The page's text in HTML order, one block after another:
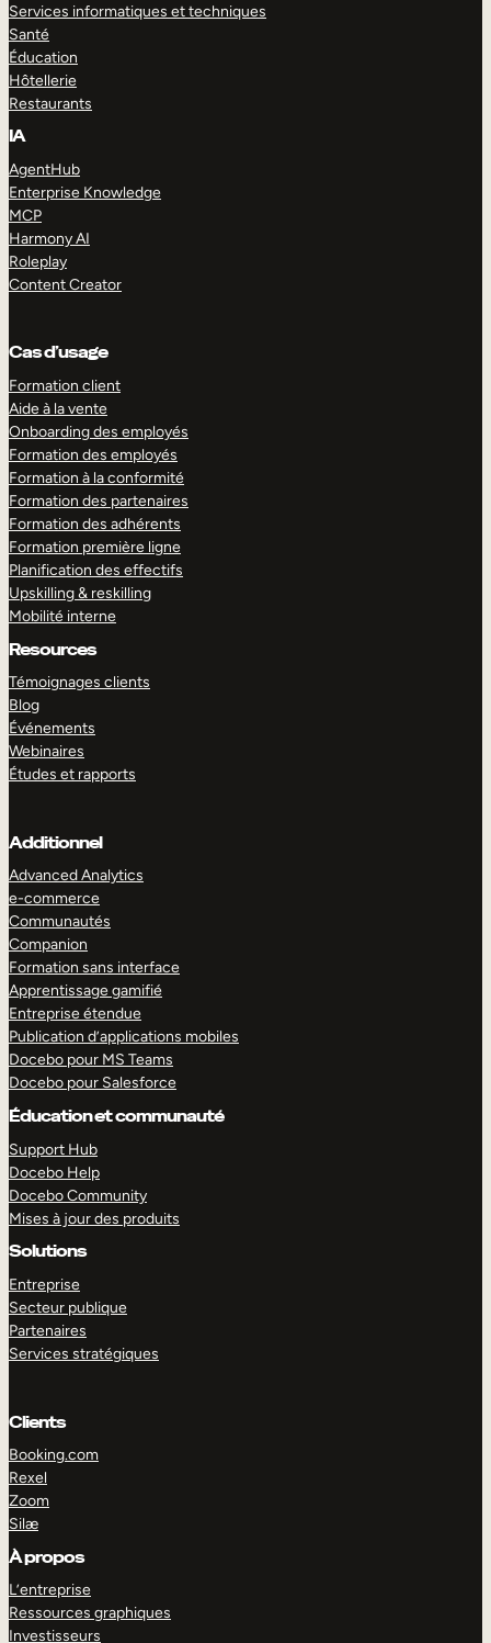
Services informatiques et techniques
Santé
Éducation
Hôtellerie
Restaurants
IA
AgentHub
Enterprise Knowledge
MCP
Harmony AI
Roleplay
Content Creator
Cas d’usage
Formation client
Aide à la vente
Onboarding des employés
Formation des employés
Formation à la conformité
Formation des partenaires
Formation des adhérents
Formation première ligne
Planification des effectifs
Upskilling & reskilling
Mobilité interne
Resources
Témoignages clients
Blog
Événements
Webinaires
Études et rapports
Additionnel
Advanced Analytics
e-commerce
Communautés
Companion
Formation sans interface
Apprentissage gamifié
Entreprise étendue
Publication d’applications mobiles
Docebo pour MS Teams
Docebo pour Salesforce
Éducation et communauté
Support Hub
Docebo Help
Docebo Community
Mises à jour des produits
Solutions
Entreprise
Secteur publique
Partenaires
Services stratégiques
Clients
Booking.com
Rexel
Zoom
Silæ
À propos
L’entreprise
Ressources graphiques
Investisseurs